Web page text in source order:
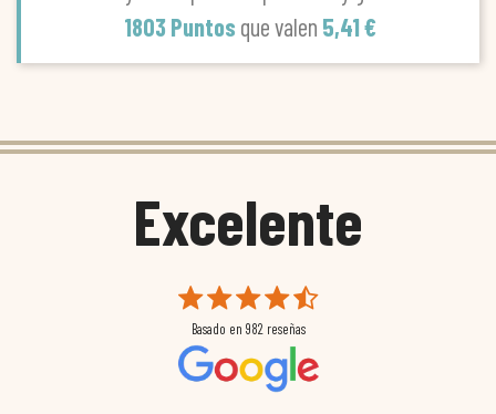
1803 Puntos que valen 5,41 €
Excelente
Basado en 982 reseñas